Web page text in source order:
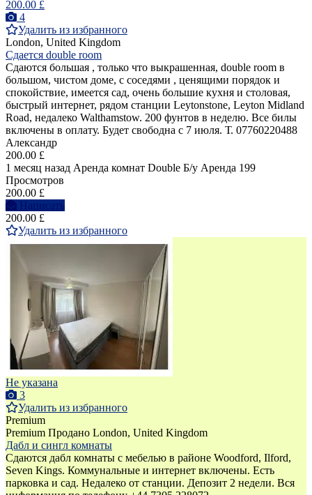
200.00 £
4
Удалить из избранного
London, United Kingdom
Сдается double room
Сдаются большая , только что выкрашенная, double room в
большом, чистом доме, с соседями , ценящими порядок и
спокойствие, имеется сад, очень большие кухня и столовая,
быстрый интернет, рядом станции Leytonstone, Leyton Midland
Road, недалеко Walthamstow. 200 фунтов в неделю. Все билы
включены в оплату. Будет свободна с 7 июля. Т. 07760220488
Александр
200.00 £
1 месяц назад Аренда комнат Double Б/у Аренда 199
Просмотров
200.00 £
Написать
200.00 £
Удалить из избранного
Не указана
3
Удалить из избранного
Premium
Premium Продано London, United Kingdom
Дабл и сингл комнаты
Сдаются дабл комнаты с мебелью в районе Woodford, Ilford,
Seven Kings. Коммунальные и интернет включены. Есть
парковка и сад. Недалеко от станции. Депозит 2 недели. Вся